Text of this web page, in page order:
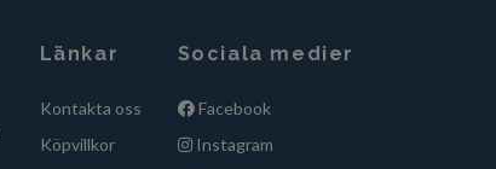
Länkar
Kontakta oss
Köpvillkor
Sociala medier
Facebook
Instagram